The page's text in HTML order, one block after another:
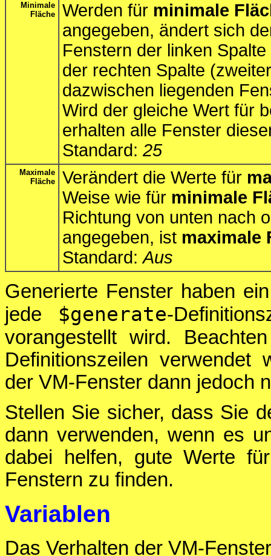
Minimale
Fläche
Werden für minimale
angegeben, ändert sich
Fenstern der linken
der rechten Spalte
dazwischen liegenden
Wird der gleiche Wert für
erhalten alle Fenster
Standard: 25
Maximale
Fläche
Verändert die Werte für
Weise wie für minimale
Richtung von unten nach
angegeben, ist maximale
Standard:Aus
Generierte Fenster haben
jede $generate-
vorangestellt wird.
Definitionszeilen verwendet
der VM-Fenster dann jedoch
Stellen Sie sicher, dass Sie
dann verwenden, wenn es
dabei helfen, gute Werte
Fenstern zu finden.
Variablen
Das Verhalten der VM-